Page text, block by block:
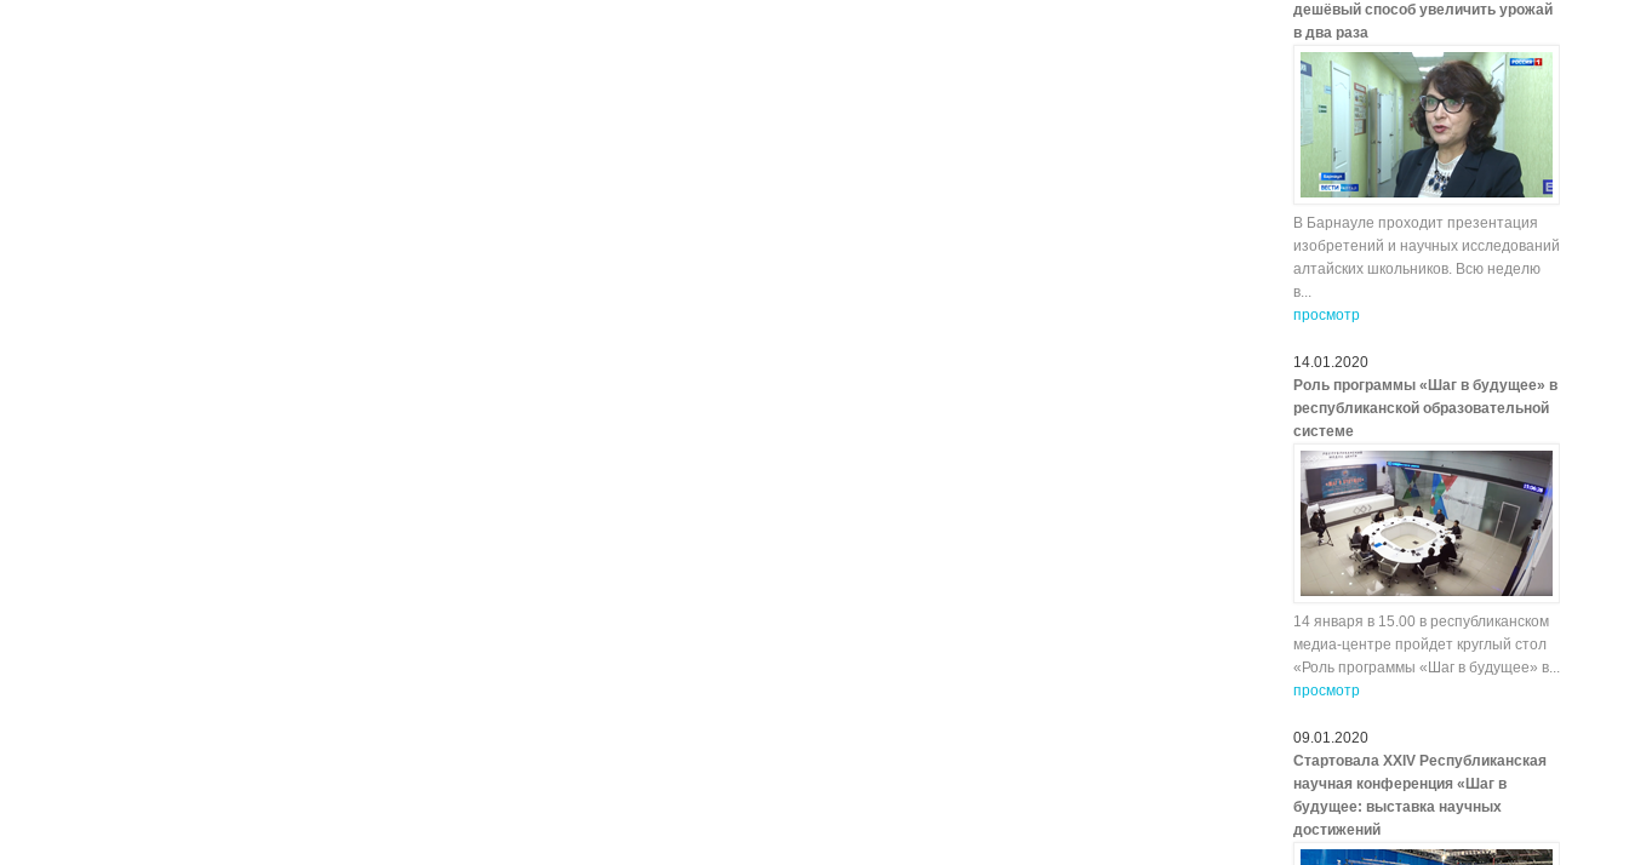
дешёвый способ увеличить урожай
в два раза
В Барнауле проходит презентация
изобретений и научных исследований
алтайских школьников. Всю неделю
в...
просмотр
14.01.2020
Роль программы «Шаг в будущее» в
республиканской образовательной
системе
14 января в 15.00 в республиканском
медиа-центре пройдет круглый стол
«Роль программы «Шаг в будущее» в...
просмотр
09.01.2020
Стартовала XXIV Республиканская
научная конференция «Шаг в
будущее: выставка научных
достижений